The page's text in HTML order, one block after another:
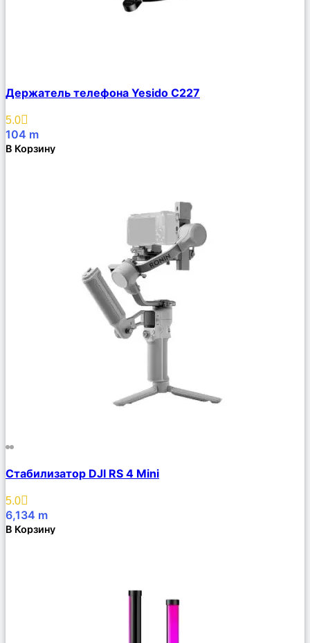
Описание
Избранное
Держатель телефона Yesido C227
5.0
104 m
В Корзину
Описание
Избранное
Стабилизатор DJI RS 4 Mini
5.0
6,134 m
В Корзину